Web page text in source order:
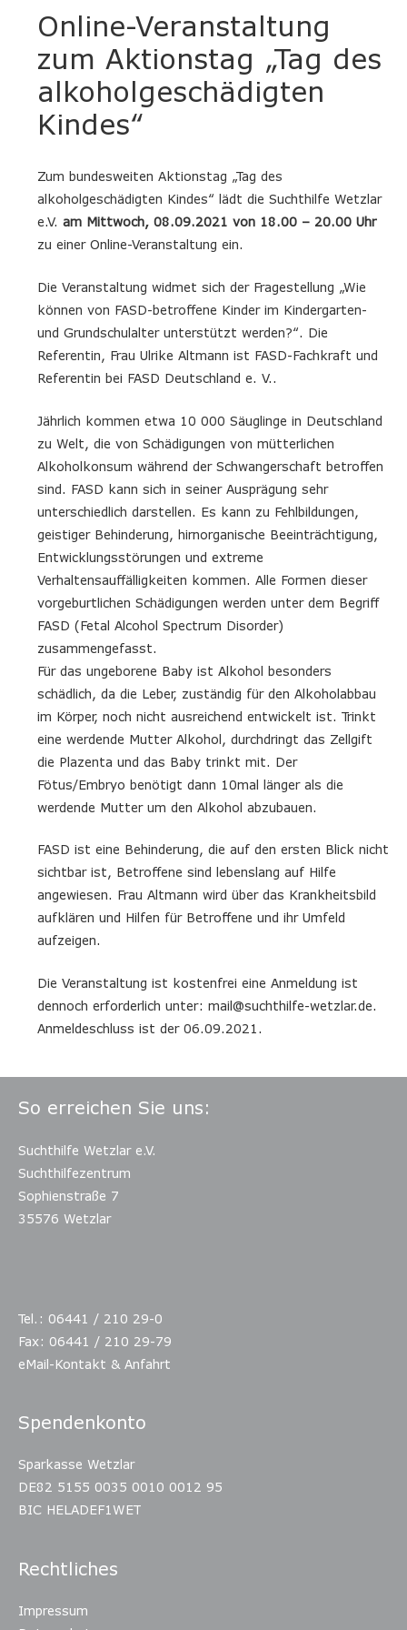
Online-Veranstaltung
zum Aktionstag „Tag des
alkoholgeschädigten
Kindes“
Zum bundesweiten Aktionstag „Tag des
alkoholgeschädigten Kindes“ lädt die Suchthilfe Wetzlar
e.V. am Mittwoch, 08.09.2021 von 18.00 – 20.00 Uhr
zu einer Online-Veranstaltung ein.
Die Veranstaltung widmet sich der Fragestellung „Wie
können von FASD-betroffene Kinder im Kindergarten-
und Grundschulalter unterstützt werden?“. Die
Referentin, Frau Ulrike Altmann ist FASD-Fachkraft und
Referentin bei FASD Deutschland e. V..
Jährlich kommen etwa 10 000 Säuglinge in Deutschland
zu Welt, die von Schädigungen von mütterlichen
Alkoholkonsum während der Schwangerschaft betroffen
sind. FASD kann sich in seiner Ausprägung sehr
unterschiedlich darstellen. Es kann zu Fehlbildungen,
geistiger Behinderung, hirnorganische Beeinträchtigung,
Entwicklungsstörungen und extreme
Verhaltensauffälligkeiten kommen. Alle Formen dieser
vorgeburtlichen Schädigungen werden unter dem Begriff
FASD (Fetal Alcohol Spectrum Disorder)
zusammengefasst.
Für das ungeborene Baby ist Alkohol besonders
schädlich, da die Leber, zuständig für den Alkoholabbau
im Körper, noch nicht ausreichend entwickelt ist. Trinkt
eine werdende Mutter Alkohol, durchdringt das Zellgift
die Plazenta und das Baby trinkt mit. Der
Fötus/Embryo benötigt dann 10mal länger als die
werdende Mutter um den Alkohol abzubauen.
FASD ist eine Behinderung, die auf den ersten Blick nicht
sichtbar ist, Betroffene sind lebenslang auf Hilfe
angewiesen. Frau Altmann wird über das Krankheitsbild
aufklären und Hilfen für Betroffene und ihr Umfeld
aufzeigen.
Die Veranstaltung ist kostenfrei eine Anmeldung ist
dennoch erforderlich unter: mail@suchthilfe-wetzlar.de.
Anmeldeschluss ist der 06.09.2021.
So erreichen Sie uns:
Suchthilfe Wetzlar e.V.
Suchthilfezentrum
Sophienstraße 7
35576 Wetzlar
Tel.: 06441 / 210 29-0
Fax: 06441 / 210 29-79
eMail-Kontakt & Anfahrt
Spendenkonto
Sparkasse Wetzlar
DE82 5155 0035 0010 0012 95
BIC HELADEF1WET
Rechtliches
Impressum